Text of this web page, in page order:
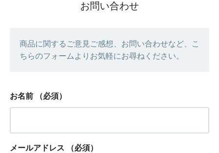
お問い合わせ
商品に関するご意見ご感想、お問い合わせなど、こ
ちらのフォームよりお気軽にお尋ねください。
お名前 （必須）
メールアドレス （必須）